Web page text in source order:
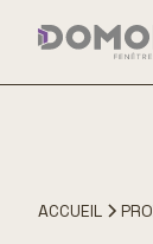
ACCUEIL